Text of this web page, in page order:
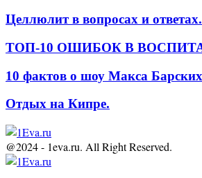
Целлюлит в вопросах и ответах.
ТОП-10 ОШИБОК В
10 фактов о шоу Макса
Отдых на Кипре.
@2024 - 1eva.ru. All Right Reserved.